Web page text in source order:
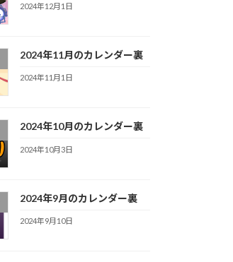
2024年12月1日
2024年11月のカレンダー裏
2024年11月1日
2024年10月のカレンダー裏
2024年10月3日
2024年9月のカレンダー裏
2024年9月10日